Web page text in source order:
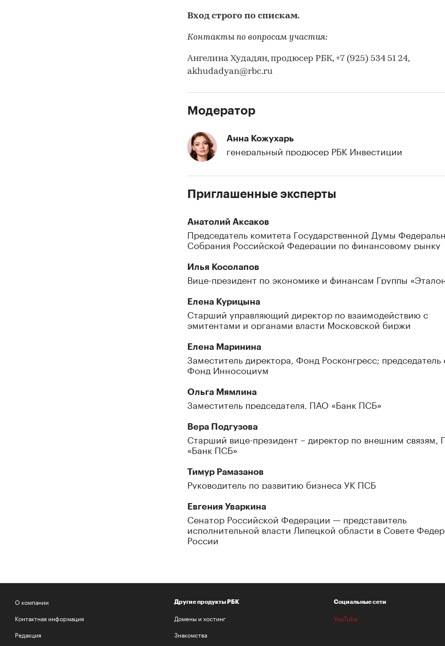
Вход строго по спискам.
Контакты по вопросам участия:
Ангелина Худадян, продюсер РБК, +7 (925) 534 51 24,
akhudadyan@rbc.ru
Модератор
Анна Кожухарь
генеральный продюсер РБК Инвестиции
Приглашенные эксперты
Анатолий Аксаков
Председатель комитета Государственной Думы
Собрания Российской Федерации по финансовому рынку
Илья Косолапов
Вице-президент по экономике и финансам Группы
Елена Курицына
Старший управляющий директор по взаимодействию с
эмитентами и органами власти Московской биржи
Елена Маринина
Заместитель директора, Фонд Росконгресс; председатель
Фонд Инносоциум
Ольга Мямлина
Заместитель председателя, ПАО «Банк ПСБ»
Вера Подгузова
Старший вице-президент – директор по внешним связям,
«Банк ПСБ»
Тимур Рамазанов
Руководитель по развитию бизнеса УК ПСБ
Евгения Уваркина
Сенатор Российской Федерации — представитель
исполнительной власти Липецкой области в Совете
России
О компании
Контактная информация
Редакция
Другие продукты РБК
Домены и хостинг
Знакомства
Социальные сети
YouTube